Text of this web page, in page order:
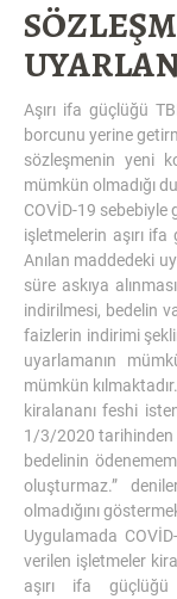
Aşırı ifa güçlüğü
borcunu yerine
sözleşmenin yeni
mümkün olmadığı
COVİD-19
işletmelerin aşırı
Anılan maddedeki
süre askıya
indirilmesi, bedelin
faizlerin indirimi
uyarlamanın
mümkün
kiralananı feshi
1/3/2020 tarihinden
bedelinin
oluşturmaz.”
olmadığını
Uygulamada
verilen işletmeler
aşırı ifa güçlüğü